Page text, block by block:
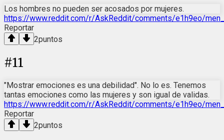
Los hombres no pueden ser acosados por mujeres.
https://www.reddit.com/r/AskReddit/comments/e1h9eo/
Reportar
2puntos
#11
"Mostrar emociones es una debilidad". No lo es. Tenemos
tantas emociones como las mujeres y son igual de validas.
https://www.reddit.com/r/AskReddit/comments/e1h9eo/
Reportar
2puntos